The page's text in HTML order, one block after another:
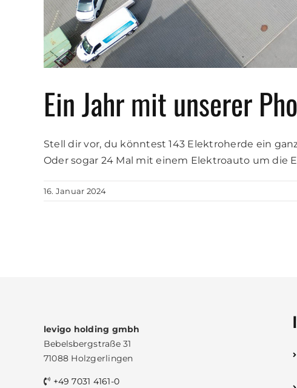
Ein Jahr mit unserer
Stell dir vor, du könntest 143 Elektroherde ein
Oder sogar 24 Mal mit einem Elektroauto um die
16. Januar 2024
levigo holding gmbh
Bebelsbergstraße 31
71088 Holzgerlingen
+49 7031 4161-0